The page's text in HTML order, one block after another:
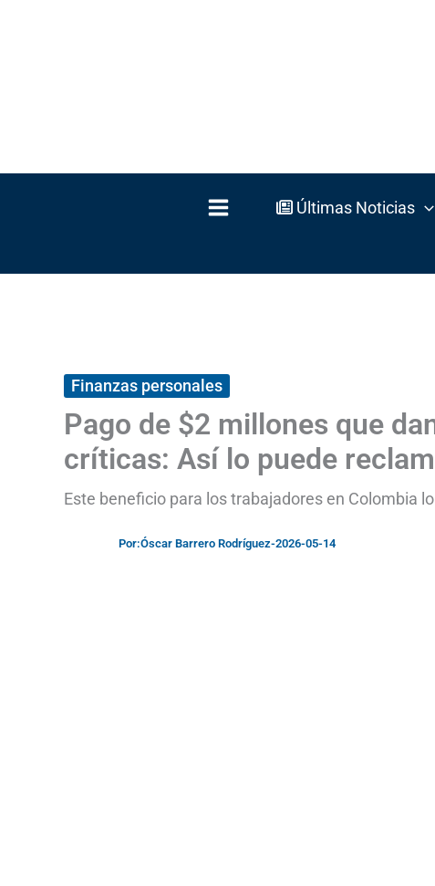
Últimas Noticias
Finanzas personales
Pago de $2 millones que
críticas: Así lo puede
Este beneficio para los trabajadores en Colombia
Por:Óscar Barrero Rodríguez-2026-05-14